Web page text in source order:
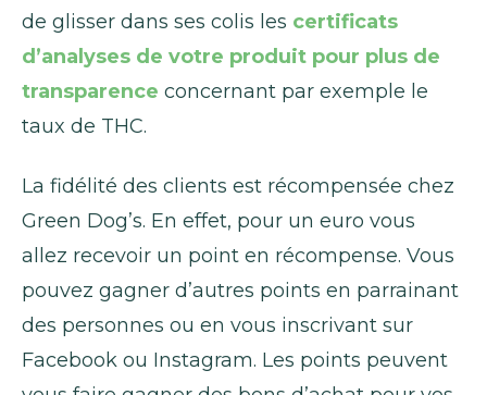
de glisser dans ses colis les certificats
d’analyses de votre produit pour plus de
transparence concernant par exemple le
taux de THC.
La fidélité des clients est récompensée chez
Green Dog’s. En effet, pour un euro vous
allez recevoir un point en récompense. Vous
pouvez gagner d’autres points en parrainant
des personnes ou en vous inscrivant sur
Facebook ou Instagram. Les points peuvent